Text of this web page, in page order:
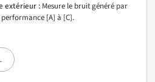
extérieur : Mesure le bruit généré par
[A] à [C].